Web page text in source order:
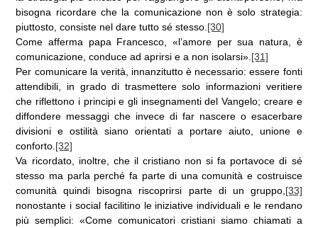
bisogna ricordare che la comunicazione non è solo strategia:
piuttosto, consiste nel dare tutto sé stesso. [30]
Come afferma papa Francesco, «l’amore per sua natura, è
comunicazione, conduce ad aprirsi e a non isolarsi». [31]
Per comunicare la verità, innanzitutto è necessario: essere fonti
attendibili, in grado di trasmettere solo informazioni veritiere
che riflettono i principi e gli insegnamenti del Vangelo; creare e
diffondere messaggi che invece di far nascere o esacerbare
divisioni e ostilità siano orientati a portare aiuto, unione e
conforto. [32]
Va ricordato, inoltre, che il cristiano non si fa portavoce di sé
stesso ma parla perché fa parte di una comunità e costruisce
comunità quindi bisogna riscoprirsi parte di un gruppo, [33]
nonostante i social facilitino le iniziative individuali e le rendano
più semplici: «Come comunicatori cristiani siamo chiamati a